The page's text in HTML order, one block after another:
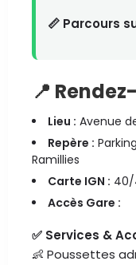
📏 Parcours
📍
Lieu : Avenue
Repère :
Ramillies
Carte IGN :
Accès Gare :
✅ Services &
👶 Poussettes